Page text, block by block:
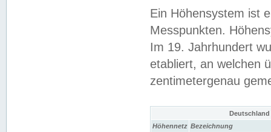
Ein Höhensystem ist
Messpunkten.
Im 19. Jahrhundert
etabliert, an welchen
zentimetergenau
Höhennetz Bezeichnung